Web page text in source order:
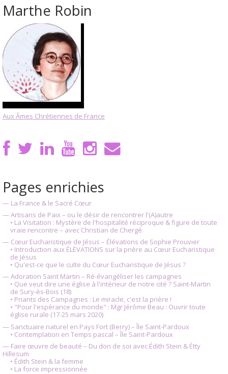
Marthe Robin
Aux Âmes Chrétiennes de France
Pages enrichies
— La France & le Sacré Cœur
— Artisans de Paix – ou le désir de rencontrer l'(A)autre
• La Visitation : Mystère de l'hospitalité réciproque & figure de toute
vraie rencontre – avec Christian de Chergé
— Cœur Eucharistique de Jésus – Élévations de Sophie Prouvier
• Introduction aux ÉLÉVATIONS sur la prière au Cœur Eucharistique
de Jésus
• Qu'est-ce que le culte du Cœur Eucharistique de Jésus ?
— Adoration Saint Martin – Ré-évangéliser les campagnes
• Que veut dire une église à l'intérieur de notre cité ? Saint-Martin
de Sury-ès-Bois (18)
• Priants des Campagnes : Le miracle, c'est la prière !
• "Pour l'espérance du monde" : Mgr Jérôme Beau : Ouvrir toute
église rurale (17-25 mars 2020)
— Sanctuaire naturel en Pays Fort (Berry) – Île Saint-Pardoux
• Contemplation en Temps pascal – Île Saint-Pardoux
— Faire œuvre de beauté – Du don de soi avec Édith Stein & Étty
Hillesum
• Édith Stein & la femme
• La force impressionnée